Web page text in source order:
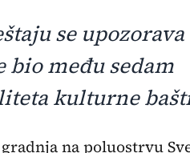
se upozorava
bio među sedam
kulturne